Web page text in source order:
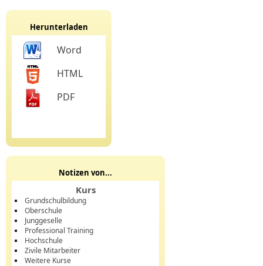
Herunterladen
Word
HTML
PDF
Notizen von...
Kurs
Grundschulbildung
Oberschule
Junggeselle
Professional Training
Hochschule
Zivile Mitarbeiter
Weitere Kurse